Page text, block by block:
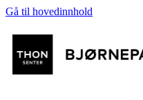
Gå til hovedinnhold